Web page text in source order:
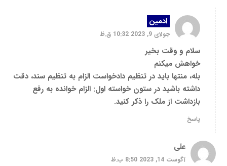
ادمین
جولای 9, 2023 10:32 ق.ظ
سلام و وقت بخیر
خواهش میکنم
بله، منتها باید در تنظیم دادخواست الزام به تنظیم سند، دقت
داشته باشید در ستون خواسته اول: الزام خوانده به رفع
بازداشت از ملک را ذکر کنید.
پاسخ
علی
آگوست 14, 2023 8:50 ب.ظ